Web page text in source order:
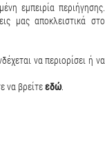
Speed action Μπλε
εμπειρία περιήγησης.
μας αποκλειστικά στο
να περιορίσει ή να
να βρείτεεδώ.